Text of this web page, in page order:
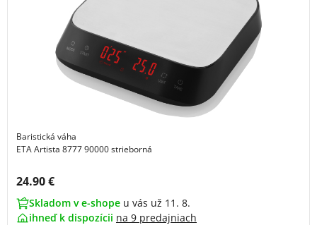
Baristická váha
ETA Artista 8777 90000 strieborná
Cena s DPH:
24.90 €
Skladom v e-shope u vás už 11. 8.
ihneď k dispozícii na 9 predajniach